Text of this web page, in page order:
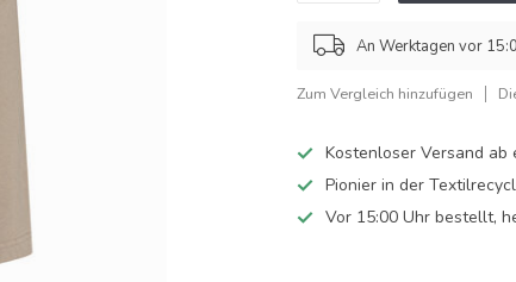
An Werktagen vor
Zum Vergleich hinzufügen
Kostenloser Versand
Pionier in der
Vor 15:00 Uhr bestellt,